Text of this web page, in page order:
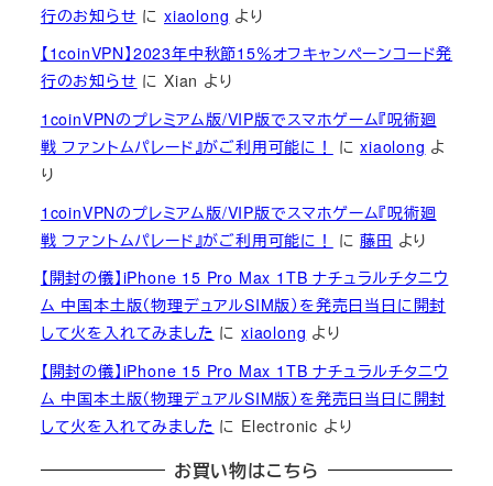
行のお知らせ にxiaolong より
【1coinVPN】2023年中秋節15％オフキャンペーンコード発
行のお知らせ にXian より
1coinVPNのプレミアム版/VIP版でスマホゲーム『呪術廻
戦 ファントムパレード』がご利用可能に！
にxiaolong よ
り
1coinVPNのプレミアム版/VIP版でスマホゲーム『呪術廻
戦 ファントムパレード』がご利用可能に！
に藤田 より
【開封の儀】iPhone 15 Pro Max 1TB ナチュラルチタニウ
ム 中国本土版（物理デュアルSIM版）を発売日当日に開封
して火を入れてみました にxiaolong より
【開封の儀】iPhone 15 Pro Max 1TB ナチュラルチタニウ
ム 中国本土版（物理デュアルSIM版）を発売日当日に開封
して火を入れてみました に Electronic より
お買い物はこちら